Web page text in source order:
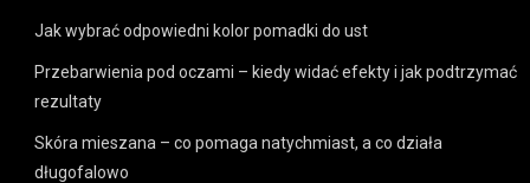
Jak wybrać odpowiedni kolor pomadki do ust
Przebarwienia pod oczami – kiedy widać efekty i jak podtrzymać
rezultaty
Skóra mieszana – co pomaga natychmiast, a co działa
długofalowo